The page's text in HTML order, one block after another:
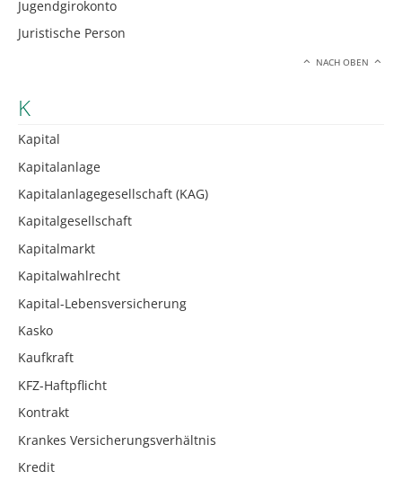
Jugendgirokonto
Juristische Person
NACH OBEN
K
Kapital
Kapitalanlage
Kapitalanlagegesellschaft (KAG)
Kapitalgesellschaft
Kapitalmarkt
Kapitalwahlrecht
Kapital-Lebensversicherung
Kasko
Kaufkraft
KFZ-Haftpflicht
Kontrakt
Krankes Versicherungsverhältnis
Kredit